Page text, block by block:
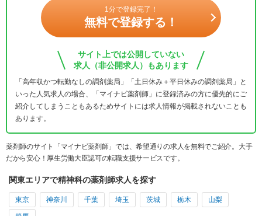
1分で登録完了！
無料で登録する！
サイト上では公開していない
求人（非公開求人）もあります
「高年収かつ転勤なしの調剤薬局」「土日休み＋平日休みの調剤薬局」と
いった人気求人の場合、「マイナビ薬剤師」に登録済みの方に優先的にご
紹介してしまうこともあるためサイトには求人情報が掲載されないことも
あります。
薬剤師のサイト「マイナビ薬剤師」では、希望通りの求人を無料でご紹介。大手
だから安心！厚生労働大臣認可の転職支援サービスです。
関東エリアで精神科の薬剤師求人を探す
東京 神奈川 千葉 埼玉 茨城 栃木 山梨